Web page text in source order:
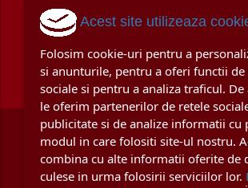
Acest site utilizeaza
Folosim cookie-uri pentru a
si anunturile, pentru a oferi functii de
sociale si pentru a analiza traficul. De
le oferim partenerilor de retele
publicitate si de analize informatii cu
modul in care folositi site-ul nostru.
combina cu alte informatii oferite de
culese in urma folosirii serviciilor lor.